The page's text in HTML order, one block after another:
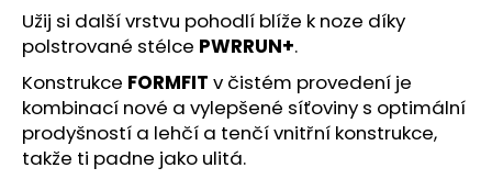
Užij si další vrstvu pohodlí blíže k noze díky
polstrované stélce PWRRUN+.
Konstrukce FORMFIT v čistém provedení je
kombinací nové a vylepšené síťoviny s optimální
prodyšností a lehčí a tenčí vnitřní konstrukce,
takže ti padne jako ulitá.
BOTY
CRAFT
KYPE
PRO
-
ZELENÁ